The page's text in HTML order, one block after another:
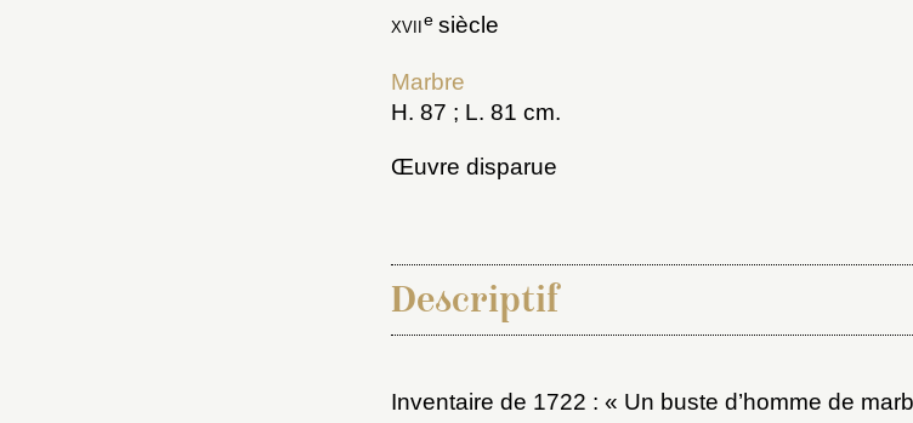
xviiesiècle
Marbre
H. 87 ; L. 81 cm.
Œuvre disparue
Descriptif
Inventaire de 1722 : « Un buste d’homme de